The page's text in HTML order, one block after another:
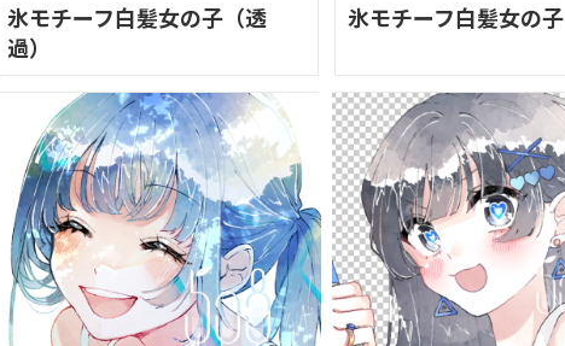
氷モチーフ白髪女の子（透
過）
氷モチーフ白髪女の子